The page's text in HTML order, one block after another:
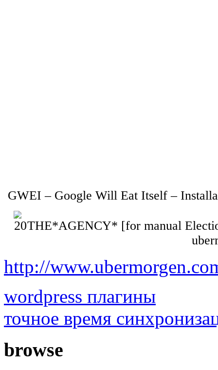
GWEI – Google Will Eat Itself –
THE*AGENCY* [for manual
http://
wordpress плагины
точное время
browse